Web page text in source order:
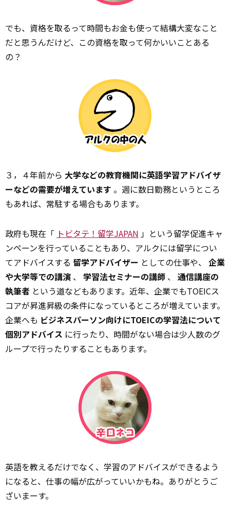
でも、資格を取るって時間もお金も使って結構大変なこと
だと思うんだけど、この資格を取って何かいいことある
の？
３，４年前から 大学などの教育機関に英語学習アドバイザ
ーなどの需要が増えています 。週に数日勤務というところ
もあれば、常駐する場合もあります。
政府も現在「 トビタテ！留学JAPAN 」という留学促進キャ
ンペーンを行っていることもあり、アルクには留学につい
てアドバイスする 留学アドバイザー としての仕事や、 企業
や大学等での講演 、 学習法セミナーの講師 、 通信講座の
執筆者 という道などもあります。近年、企業でもTOEICス
コアが昇進昇級の条件になっているところが増えています。
企業へも ビジネスパーソン向けにTOEICの学習法について
個別アドバイス に行ったり、時間がない場合は少人数のグ
ループで行ったりすることもあります。
英語を教えるだけでなく、学習のアドバイスができるよう
になると、仕事の幅が広がっていいかもね。ありがとうご
ざいまーす。